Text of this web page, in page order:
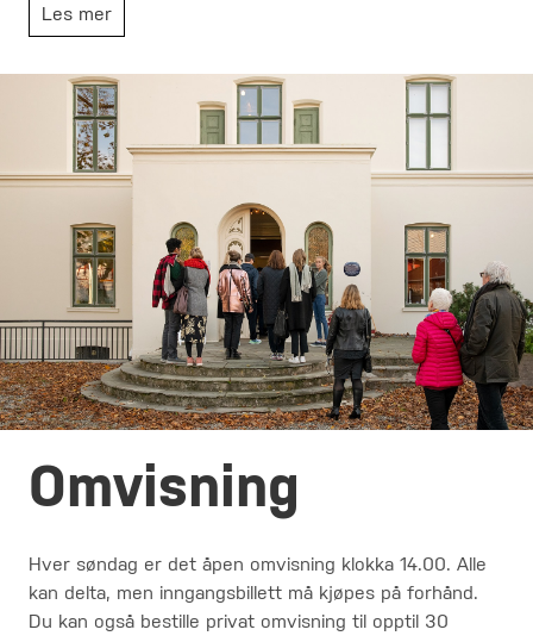
Les mer
Omvisning
Hver søndag er det åpen omvisning klokka 14.00. Alle
kan delta, men inngangsbillett må kjøpes på forhånd.
Du kan også bestille privat omvisning til opptil 30